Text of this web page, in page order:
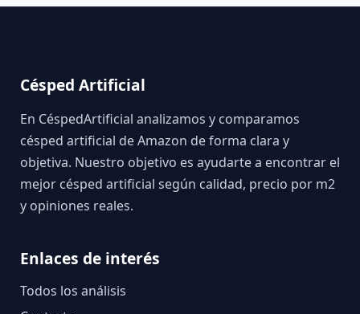
Césped Artificial
En CéspedArtificial analizamos y comparamos
césped artificial de Amazon de forma clara y
objetiva. Nuestro objetivo es ayudarte a encontrar el
mejor césped artificial según calidad, precio por m2
y opiniones reales.
Enlaces de interés
Todos los análisis